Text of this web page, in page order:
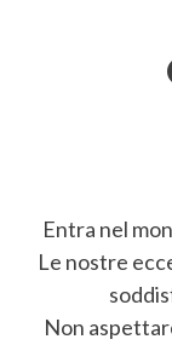
Entra nel
Le nostre
Non